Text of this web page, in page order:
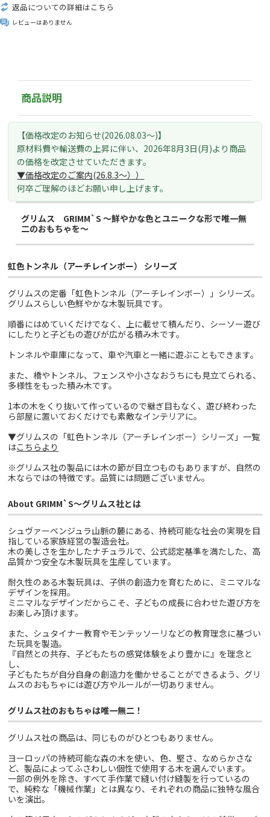
返品についての詳細はこちら
レビューはありません
商品説明
【価格改定のお知らせ(2026.08.03～)】
原材料費や輸送費の上昇に伴い、 2026年8月3日(月)より 商品
の価格を改定させていただきます。
▼価格改定のご案内(26.8.3～））
何卒ご理解のほどお願い申し上げます。
グリムス GRIMM`S ～鮮やかな色とユニークな形で唯一無
二のおもちゃを～
虹色トンネル（アーチレインボー） シリーズ
グリムスの定番「虹色トンネル（アーチレインボー）」シリーズ。
グリムスらしい色鮮やかな木製玩具です。
順番にはめていくだけでなく、上に載せて積んだり、シーソー遊び
にしたりと子どもの遊びが広がる積み木です。
トンネルや車庫になって、車や汽車と一緒に遊ぶこともできます。
また、橋やトンネル、フェンスや小さなおうちにも見立てられる、
多様性をもった積み木です。
1本の木をくり抜いて作っているので継ぎ目もなく、遊び終わった
ら部屋に置いておくだけでも素敵なインテリアに。
▼グリムスの「虹色トンネル（アーチレインボー）シリーズ」一覧
はこちらより
※グリムス社の製品には木の節が目立つものもありますが、自然の
木ならではの特徴です。品質には問題ございません。
About GRIMM`S～グリムス社とは
シュヴァーベンジュラ山脈の麓にある、持続可能な社会の実現を目
指している家族経営の製造会社。
木の美しさを生かしたナチュラルで、公式認定基準を満たした、高
品質かつ安全な木製玩具を生産しています。
耐久性のある木製玩具は、子供の創造力を育むために、ミニマルな
デザインを採用。
ミニマルなデザインだからこそ、子どもの成長に合わせた遊び方を
お楽しみ頂けます。
また、シュタイナー教育やモンテッソーリなどの教育理念に基づい
た玩具を製造。
『自然との共存、子どもたちの感覚体験をより豊かに』を理念と
し、
子どもたちが自分自身の創造力を働かせることができるよう、グリ
ムスのおもちゃには遊び方やルールが一切ありません。
グリムス社のおもちゃは唯一無二！
グリムス社の商品は、同じものがひとつもありません。
ヨーロッパの持続可能な森の木を使い、色、堅さ、なめらかさな
ど、製品によってふさわしい個性で使用する木を選んでいます。
一部の例外を除き、すべて手作業で縫い付け縫製を行っているの
で、純粋な「機械作業」とは異なり、それぞれの商品に独特な風合
いを演出。